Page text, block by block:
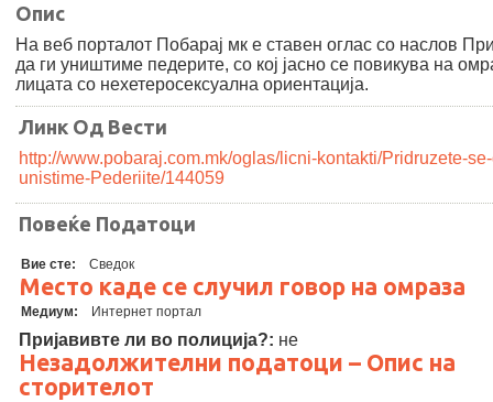
Опис
На веб порталот Побарај мк е ставен оглас со наслов
да ги уништиме педерите, со кој јасно се повикува на
лицата со нехетеросексуална ориентација.
Линк Од Вести
http://www.pobaraj.com.mk/oglas/licni-kontakti/Pridruzete-
unistime-Pederiite/144059
Повеќе Податоци
Вие сте: Сведок
Место каде се случил говор на омраза
Медиум: Интернет портал
Пријавивте ли во полиција?: не
Незадолжителни податоци – Опис на
сторителот